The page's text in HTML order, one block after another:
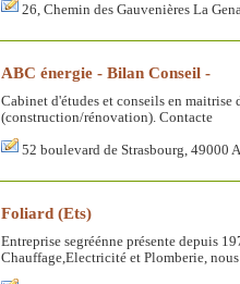
26, Chemin des Gauvenières La
ABC énergie - Bilan Conseil -
Cabinet d'études et conseils en
(construction/rénovation). Contacte
52 boulevard de Strasbourg, 49000
Foliard (Ets)
Entreprise segréénne présente depuis
Chauffage,Electricité et Plomberie,